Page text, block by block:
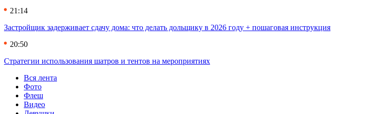
21:14
Застройщик задерживает сдачу дома: что делать дольщику в 2026 году + пошаговая инструкция
20:50
Стратегии использования шатров и тентов на мероприятиях
Вся лента
Фото
Флеш
Видео